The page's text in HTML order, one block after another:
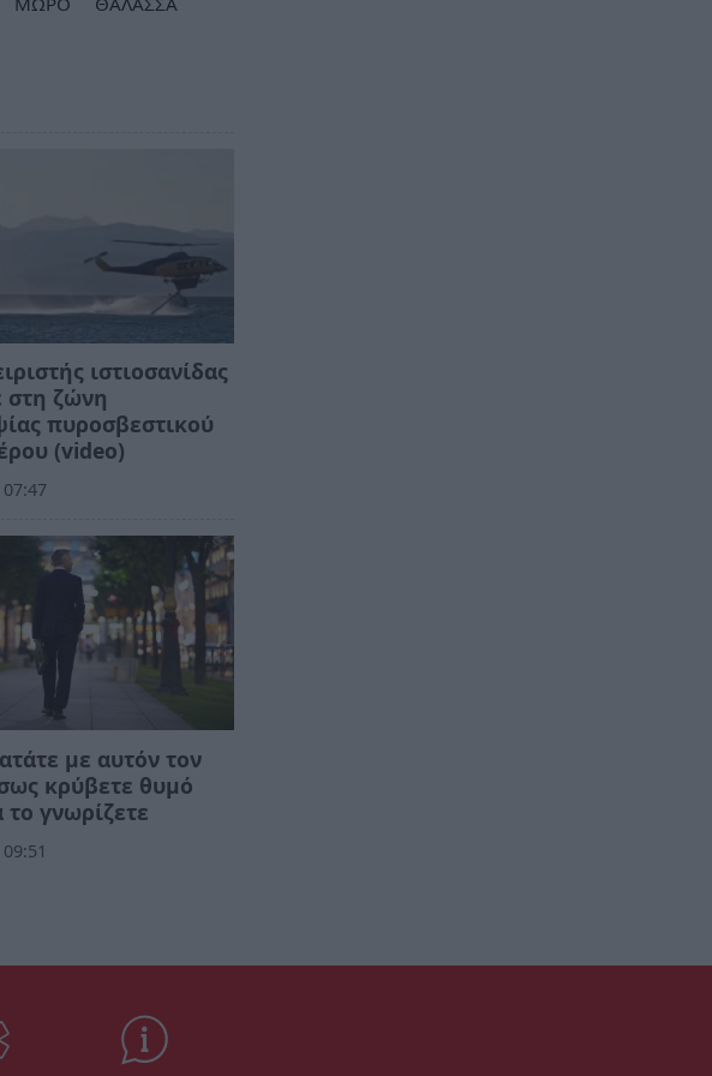
ιστιοσανίδας
στη ζώνη
πυροσβεστικού
(video)
με αυτόν τον
κρύβετε θυμό
το γνωρίζετε